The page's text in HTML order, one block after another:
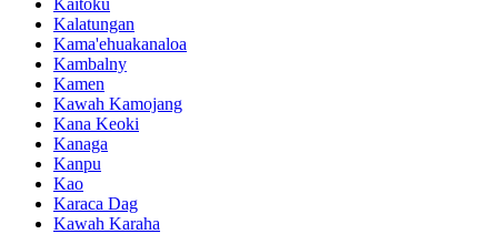
Kalatungan
Kama'ehuakanaloa
Kambalny
Kamen
Kawah Kamojang
Kana Keoki
Kanaga
Kanpu
Kao
Karaca Dag
Kawah Karaha